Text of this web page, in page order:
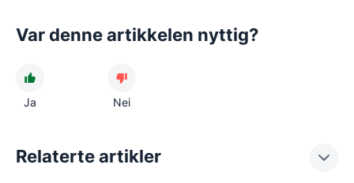
Var denne artikkelen nyttig?
Ja Nei
Relaterte artikler